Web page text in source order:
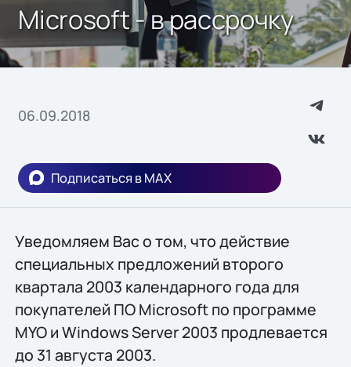
Microsoft - в рассрочку
06.09.2018
Подписаться в MAX
Уведомляем Вас о том, что действие
специальных предложений второго
квартала 2003 календарного года для
покупателей ПО Microsoft по программе
MYO и Windows Server 2003 продлевается
до 31 августа 2003.